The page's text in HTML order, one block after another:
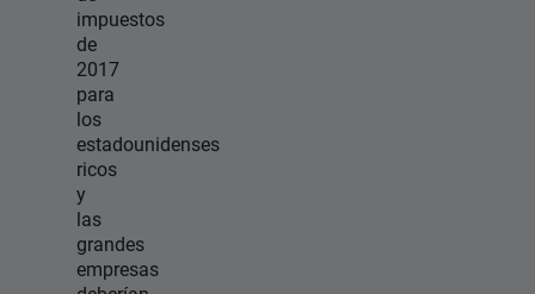
impuestos
de
2017
para
los
estadounidenses
ricos
y
las
grandes
empresas